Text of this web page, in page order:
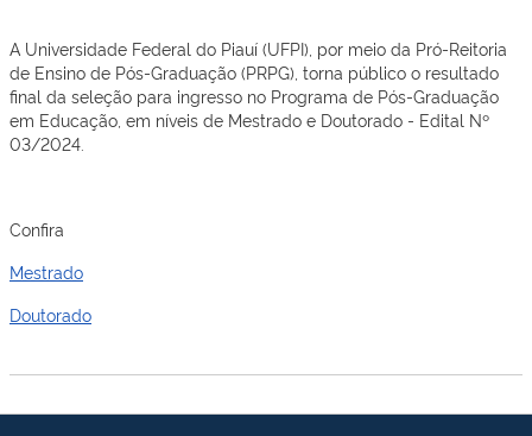
A Universidade Federal do Piauí (UFPI), por meio da Pró-Reitoria
de Ensino de Pós-Graduação (PRPG), torna público o resultado
final da seleção para ingresso no Programa de Pós-Graduação
em Educação, em níveis de Mestrado e Doutorado - Edital Nº
03/2024.
Confira
Mestrado
Doutorado